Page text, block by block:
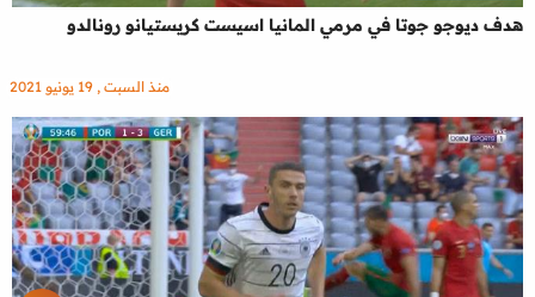
هدف ديوجو جوتا في مرمي المانيا اسيست كريستيانو رونالدو
منذ السبت , 19 يونيو 2021